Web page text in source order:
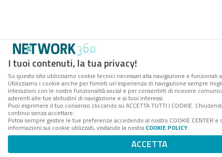
I tuoi contenuti, la tua privacy!
Su questo sito utilizziamo cookie tecnici necessari alla navigazione e funzionali
Utilizziamo i cookie anche per fornirti un’esperienza di navigazione sempre
interazioni con le nostre funzionalità social e per consentirti di ricevere
aderenti alle tue abitudini di navigazione e ai tuoi interessi.
Puoi esprimere il tuo consenso cliccando su ACCETTA TUTTI I COOKIE.
continui senza accettare.
Potrai sempre gestire le tue preferenze accedendo al nostro COOKIE CENTER
informazioni sui cookie utilizzati, visitando la nostra COOKIE POLICY.
ACCETTA